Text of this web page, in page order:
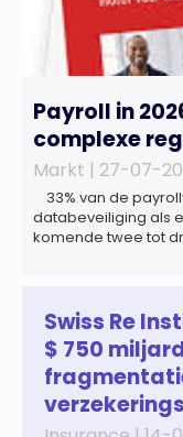
Payroll in
complexe
Markt | 27-07-
33% van de
databeveiliging als
komende twee tot
zich steeds vaker
43% van […]
Swiss Re
$ 750